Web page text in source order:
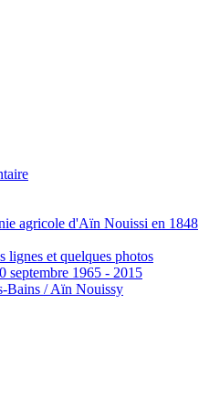
agricole d'Aïn Nouissi en 1848
lignes et quelques photos
septembre 1965 - 2015
Bains / Aïn Nouissy